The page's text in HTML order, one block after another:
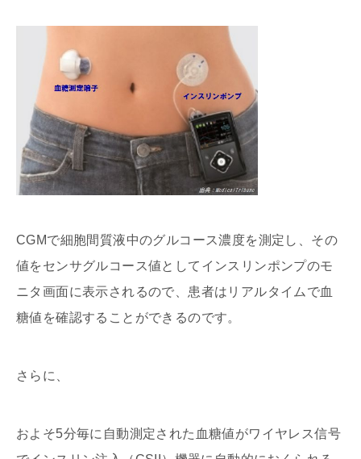
CGMで細胞間質液中のグルコース濃度を測定し、その
値をセンサグルコース値としてインスリンポンプのモ
ニタ画面に表示されるので、患者はリアルタイムで血
糖値を確認することができるのです。
さらに、
およそ5分毎に自動測定された血糖値がワイヤレス信号